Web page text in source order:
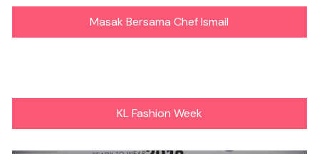
Masak Bersama Chef Ismail
KL Fashion Week